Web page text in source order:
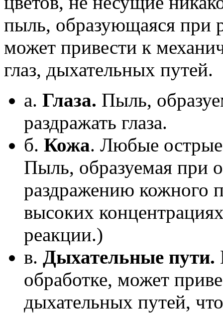
пыль, образующаяся при
может привести к
глаз, дыхательных путей.
а. Глаза. Пыль,
раздражать глаза.
б. Кожа. Любые острые
Пыль, образуемая при
раздражению кожного
высоких
реакции.)
в. Дыхательные пути.
обработке, может
дыхательных путей,